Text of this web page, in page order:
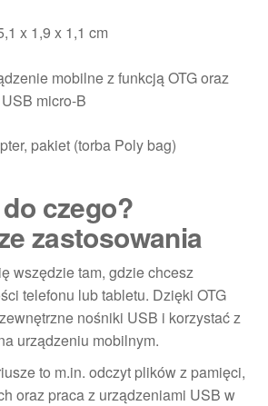
x 1,9 x 1,1 cm
mobilne z funkcją OTG oraz
micro-B
pakiet (torba Poly bag)
czego?
zastosowania
wszędzie tam, gdzie chcesz
telefonu lub tabletu. Dzięki OTG
nośniki USB i korzystać z
urządzeniu mobilnym.
to m.in. odczyt plików z pamięci,
oraz praca z urządzeniami USB w